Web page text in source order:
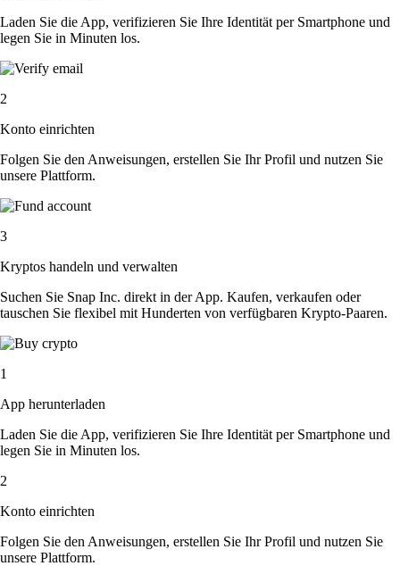
Laden Sie die App, verifizieren Sie Ihre Identität per Smartphone und
legen Sie in Minuten los.
2
Konto einrichten
Folgen Sie den Anweisungen, erstellen Sie Ihr Profil und nutzen Sie
unsere Plattform.
3
Kryptos handeln und verwalten
Suchen Sie Snap Inc. direkt in der App. Kaufen, verkaufen oder
tauschen Sie flexibel mit Hunderten von verfügbaren Krypto-Paaren.
1
App herunterladen
Laden Sie die App, verifizieren Sie Ihre Identität per Smartphone und
legen Sie in Minuten los.
2
Konto einrichten
Folgen Sie den Anweisungen, erstellen Sie Ihr Profil und nutzen Sie
unsere Plattform.